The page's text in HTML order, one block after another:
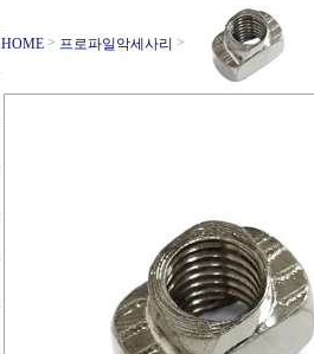
HOME > 프로파일악세사리 >